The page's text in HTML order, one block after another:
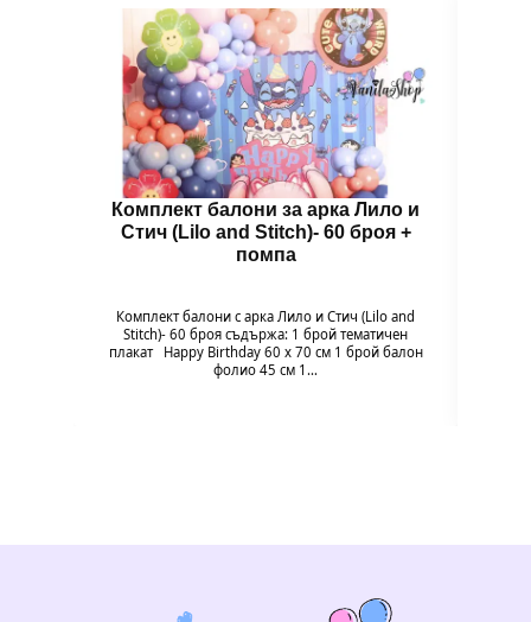
Комплект балони за арка Лило и
Стич (Lilo and Stitch)- 60 броя +
помпа
Комплект балони с арка Лило и Стич (Lilo and
Stitch)- 60 броя съдържа: 1 брой тематичен
плакат Happy Birthday 60 х 70 см 1 брой балон
фолио 45 см 1…